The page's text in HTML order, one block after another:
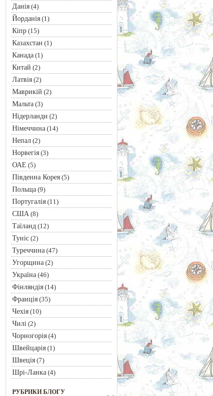
Данія(4)
Йорданія(1)
Кіпр(15)
Казахстан (1)
Канада(1)
Китай (2)
Латвія(2)
Маврикій (2)
Мальта(3)
Нідерланди (2)
Німеччина(14)
Непал(2)
Норвегія(3)
ОАЕ (5)
Південна Корея(5)
Польща(9)
Португалія(11)
США(8)
Таїланд(12)
Туніс(2)
Туреччина(47)
Угорщина(2)
Україна(46)
Фінляндія(14)
Франція(35)
Чехія(10)
Чилі(2)
Чорногорія(4)
Швейцарія(1)
Швеція(7)
Шрі-Ланка(4)
РУБРИКИ БЛОГУ